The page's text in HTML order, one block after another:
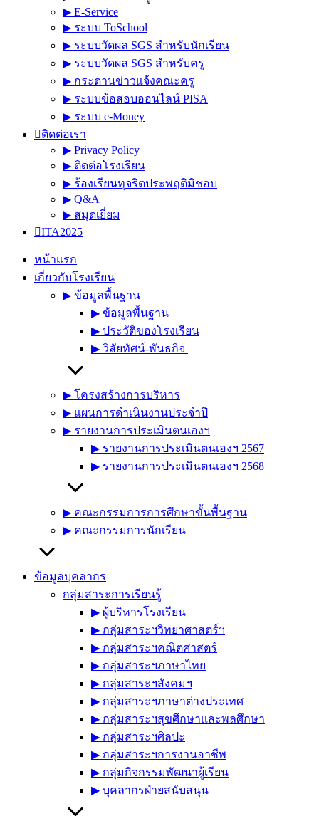
▶︎ E-Service
▶︎ ระบบ ToSchool
▶︎ ระบบวัดผล SGS สำหรับนักเรียน
▶︎ ระบบวัดผล SGS สำหรับครู
▶︎ กระดานข่าวแจ้งคณะครู
▶︎ ระบบข้อสอบออนไลน์ PISA
▶︎ ระบบ e-Money
ติดต่อเรา
▶︎ Privacy Policy
▶︎ ติดต่อโรงเรียน
▶︎ ร้องเรียนทุจริตประพฤติมิชอบ
▶︎ Q&A
▶︎ สมุดเยี่ยม
ITA2025
หน้าแรก
เกี่ยวกับโรงเรียน
▶︎ ข้อมูลพื้นฐาน
▶︎ ข้อมูลพื้นฐาน
▶︎ ประวัติของโรงเรียน
▶︎ วิสัยทัศน์-พันธกิจ
▶︎ โครงสร้างการบริหาร
▶︎ แผนการดำเนินงานประจำปี
▶︎ รายงานการประเมินตนเองฯ
▶︎ รายงานการประเมินตนเองฯ 2567
▶︎ รายงานการประเมินตนเองฯ 2568
▶︎ คณะกรรมการการศึกษาขั้นพื้นฐาน
▶︎ คณะกรรมการนักเรียน
ข้อมูลบุคลากร
กลุ่มสาระการเรียนรู้
▶︎ ผู้บริหารโรงเรียน
▶︎ กลุ่มสาระฯวิทยาศาสตร์ฯ
▶︎ กลุ่มสาระฯคณิตศาสตร์
▶︎ กลุ่มสาระฯภาษาไทย
▶︎ กลุ่มสาระฯสังคมฯ
▶︎ กลุ่มสาระฯภาษาต่างประเทศ
▶︎ กลุ่มสาระฯสุขศึกษาและพลศึกษา
▶︎ กลุ่มสาระฯศิลปะ
▶︎ กลุ่มสาระฯการงานอาชีพ
▶︎ กลุ่มกิจกรรมพัฒนาผู้เรียน
▶︎ บุคลากรฝ่ายสนับสนุน